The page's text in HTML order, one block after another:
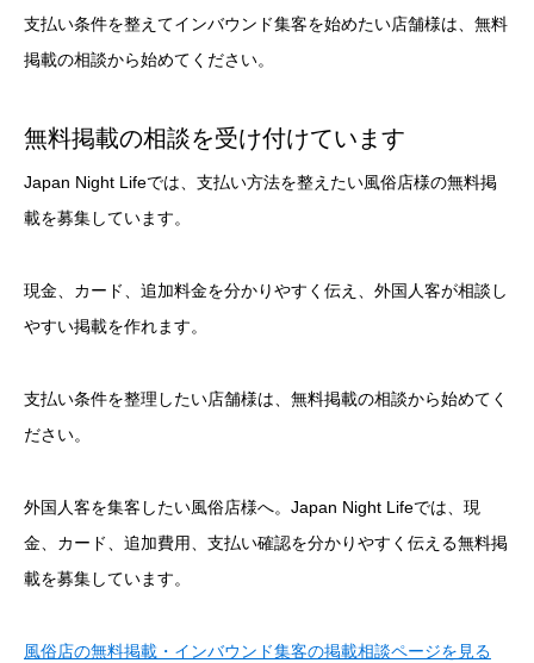
支払い条件を整えてインバウンド集客を始めたい店舗様は、無料
掲載の相談から始めてください。
無料掲載の相談を受け付けています
Japan Night Lifeでは、支払い方法を整えたい風俗店様の無料掲
載を募集しています。
現金、カード、追加料金を分かりやすく伝え、外国人客が相談し
やすい掲載を作れます。
支払い条件を整理したい店舗様は、無料掲載の相談から始めてく
ださい。
外国人客を集客したい風俗店様へ。Japan Night Lifeでは、現
金、カード、追加費用、支払い確認を分かりやすく伝える無料掲
載を募集しています。
風俗店の無料掲載・インバウンド集客の掲載相談ページを見る